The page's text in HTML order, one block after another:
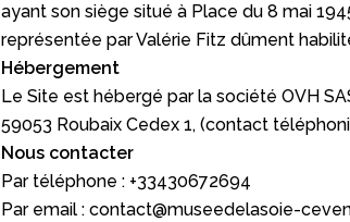
ayant son siège situé à Place du 8 mai
représentée par Valérie Fitz dûment
Hébergement
Le Site est hébergé par la société OVH
59053 Roubaix Cedex 1, (contact
Nous contacter
Par téléphone : +33430672694
Par email : contact@museedelasoie-